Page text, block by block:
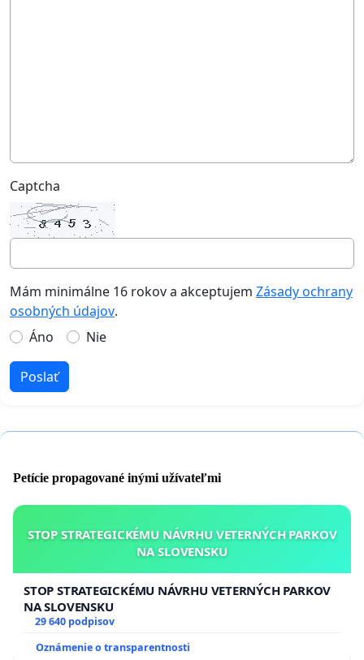
Captcha
Mám minimálne 16 rokov a akceptujem Zásady ochrany
osobných údajov.
Áno
Nie
Poslať
Petície propagované inými užívateľmi
STOP STRATEGICKÉMU NÁVRHU VETERNÝCH PARKOV
NA SLOVENSKU
STOP STRATEGICKÉMU NÁVRHU VETERNÝCH PARKOV
NA SLOVENSKU
29 640 podpisov
Oznámenie o transparentnosti